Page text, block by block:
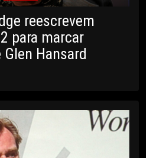
reescrevem
para marcar
Hansard